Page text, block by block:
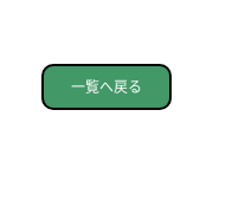
一覧へ戻る